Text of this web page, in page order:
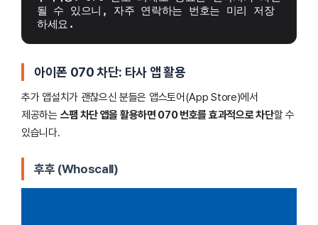
될 수 있으니, 자주 연락하는 번호는 미리 저장
하세요.
아이폰 070 차단: 타사 앱 활용
추가 앱설치가 괜찮으신 분들은 앱스토어(App Store)에서
제공하는 스팸 차단 앱을 활용하면 070 번호를 효과적으로 차단할 수
있습니다.
후후 (Whoscall)